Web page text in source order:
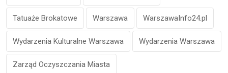
Tatuaże Brokatowe Warszawa WarszawaInfo24.pl
Wydarzenia Kulturalne Warszawa Wydarzenia Warszawa
Zarząd Oczyszczania Miasta